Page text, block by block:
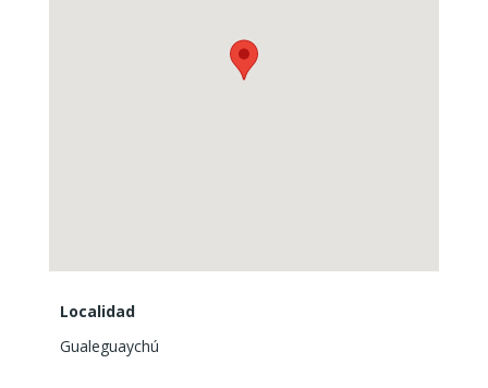
Localidad
Gualeguaychú